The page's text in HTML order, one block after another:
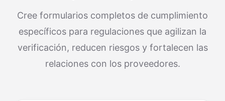
Cree formularios completos de cumplimiento
específicos para regulaciones que agilizan la
verificación, reducen riesgos y fortalecen las
relaciones con los proveedores.